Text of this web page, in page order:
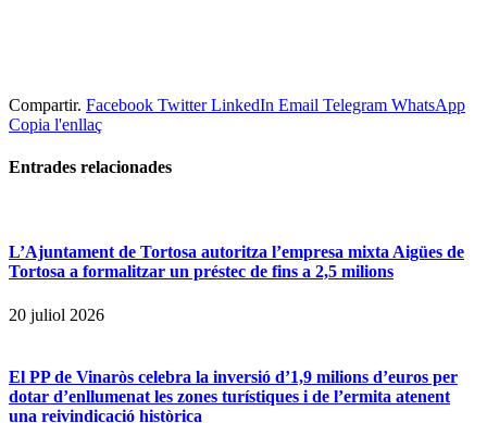
Compartir. Facebook Twitter LinkedIn Email Telegram WhatsApp
Copia l'enllaç
Entrades relacionades
L’Ajuntament de Tortosa autoritza l’empresa mixta Aigües de
Tortosa a formalitzar un préstec de fins a 2,5 milions
20 juliol 2026
El PP de Vinaròs celebra la inversió d’1,9 milions d’euros per
dotar d’enllumenat les zones turístiques i de l’ermita atenent
una reivindicació històrica